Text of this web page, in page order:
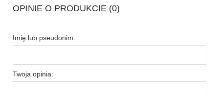
OPINIE O PRODUKCIE (0)
Imię lub pseudonim:
Twoja opinia: